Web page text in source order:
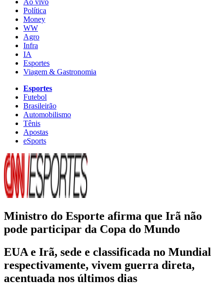
Ao vivo
Política
Money
WW
Agro
Infra
IA
Esportes
Viagem & Gastronomia
Esportes
Futebol
Brasileirão
Automobilismo
Tênis
Apostas
eSports
Ministro do Esporte afirma que Irã não
pode participar da Copa do Mundo
EUA e Irã, sede e classificada no Mundial
respectivamente, vivem guerra direta,
acentuada nos últimos dias